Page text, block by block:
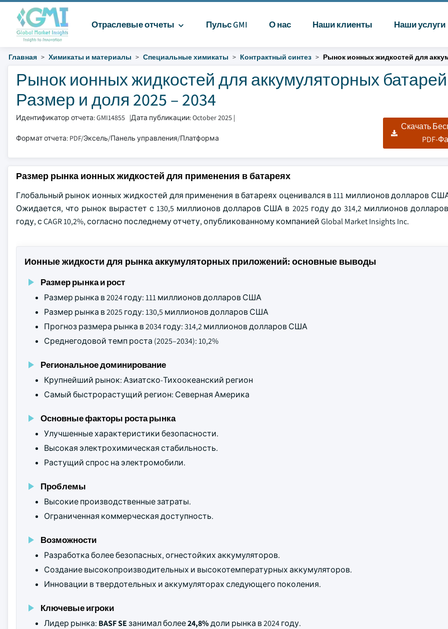
Отраслевые отчеты Пульс GMI О нас Наши клиенты Наши услуги
Главная Химикаты и материалы Специальные химикаты Контрактный синтез Рынок ионных жидкостей для
Рынок ионных жидкостей для аккумуляторных батарей
Размер и доля 2025 – 2034
Идентификатор отчета: GMI14855 |Дата публикации: October 2025 |
Формат отчета: PDF/Эксель/Панель управления/Платформа
Скачать
PDF-
Размер рынка ионных жидкостей для применения в батареях
Глобальный рынок ионных жидкостей для применения в батареях оценивался в 111 миллионов долларов США
Ожидается, что рынок вырастет с 130,5 миллионов долларов США в 2025 году до 314,2 миллионов
году, с CAGR 10,2%, согласно последнему отчету, опубликованному компанией Global Market Insights Inc.
Ионные жидкости для рынка аккумуляторных приложений: основные выводы
Размер рынка и рост
Размер рынка в 2024 году: 111 миллионов долларов США
Размер рынка в 2025 году: 130,5 миллионов долларов США
Прогноз размера рынка в 2034 году: 314,2 миллионов долларов США
Среднегодовой темп роста (2025–2034): 10,2%
Региональное доминирование
Крупнейший рынок: Азиатско-Тихоокеанский регион
Самый быстрорастущий регион: Северная Америка
Основные факторы роста рынка
Улучшенные характеристики безопасности.
Высокая электрохимическая стабильность.
Растущий спрос на электромобили.
Проблемы
Высокие производственные затраты.
Ограниченная коммерческая доступность.
Возможности
Разработка более безопасных, огнестойких аккумуляторов.
Создание высокопроизводительных и высокотемпературных аккумуляторов.
Инновации в твердотельных и аккумуляторах следующего поколения.
Ключевые игроки
Лидер рынка: BASF SEзанимал более24,8%доли рынка в 2024 году.